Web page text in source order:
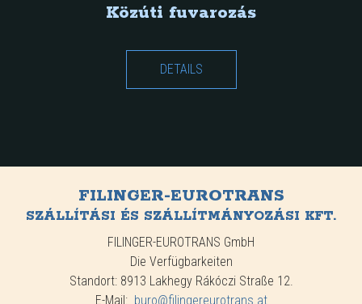
Közúti fuvarozás
DETAILS
FILINGER-EUROTRANS
SZÁLLÍTÁSI ÉS SZÁLLÍTMÁNYOZÁSI KFT.
FILINGER-EUROTRANS GmbH
Die Verfügbarkeiten
Standort: 8913 Lakhegy Rákóczi Straße 12.
E-Mail: buro@filingereurotrans.at